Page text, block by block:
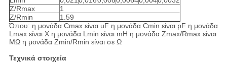
Z/Rmax
1
Z/Rmin
1.59
Όπου: η μονάδα Cmax είναι uF η μονάδα Cmin είναι pF η μονάδα
Lmax είναι Χ η μονάδα Lmin είναι mH η μονάδα Zmax/Rmax είναι
MΩ η μονάδα Zmin/Rmin είναι σε Ω
Τεχνικά στοιχεία